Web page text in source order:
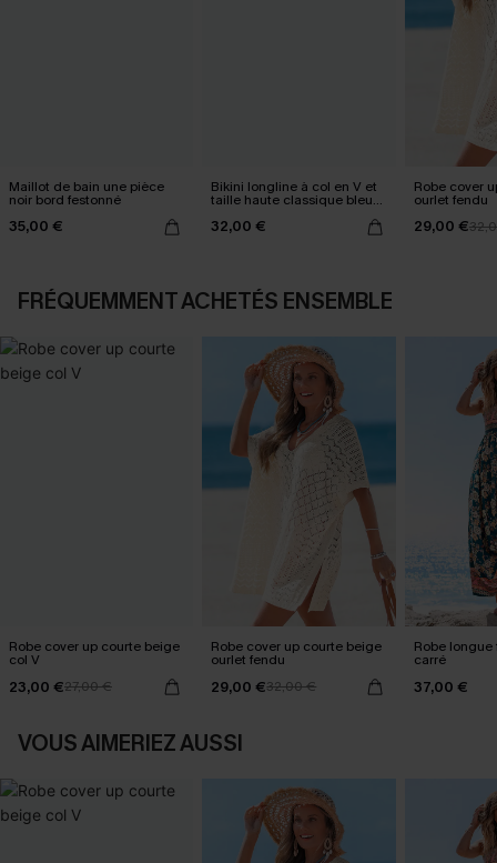
Maillot de bain une pièce
noir bord festonné
35,00 €
Bikini longline à col en V et
taille haute classique bleu
32,00 €
Robe cover
ourlet fendu
29,00 €
FRÉQUEMMENT ACHETÉS ENSEMBLE
Robe cover up courte beige
col V
23,00 €27,00 €
Robe cover up courte beige
ourlet fendu
29,00 €32,00 €
Robe
carré
37,00 €
VOUS AIMERIEZ AUSSI